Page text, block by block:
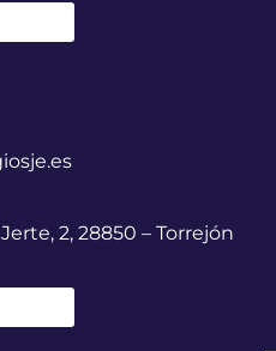
2, 28850 – Torrejón